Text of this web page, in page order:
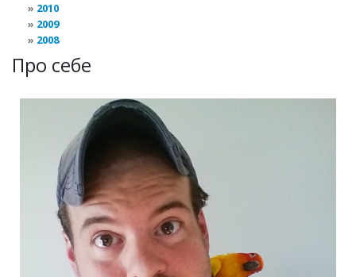
2010
2009
2008
Про себе